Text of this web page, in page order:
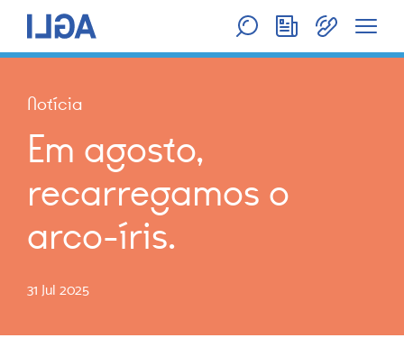
Notícia
Em agosto,
recarregamos o
arco-íris.
31 Jul 2025